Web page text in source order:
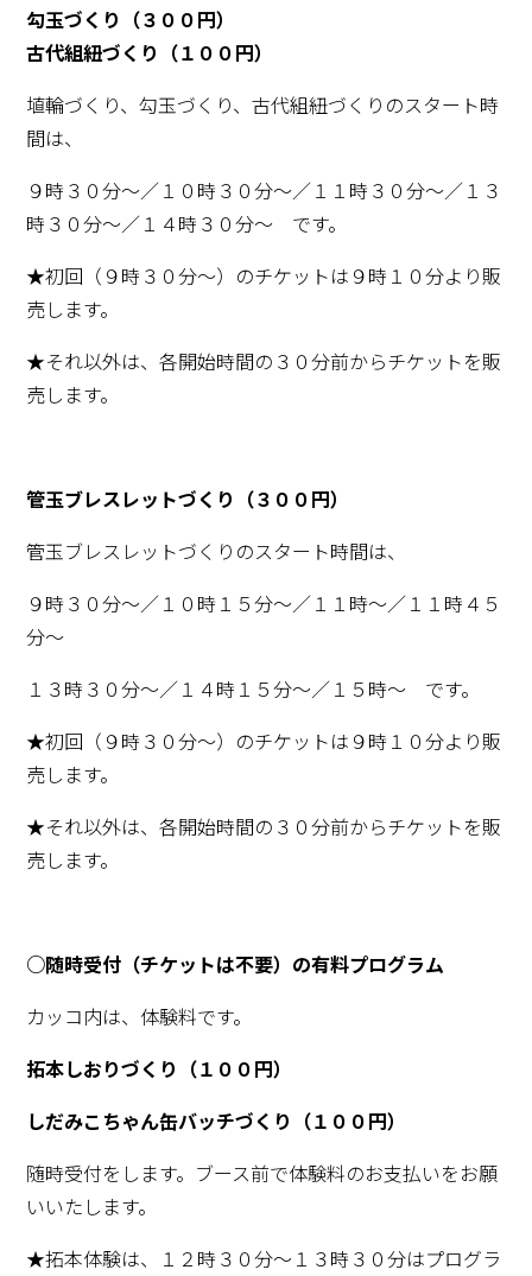
勾玉づくり（３００円）
古代組紐づくり（１００円）
埴輪づくり、勾玉づくり、古代組紐づくりのスタート時
間は、
９時３０分～／１０時３０分～／１１時３０分～／１３
時３０分～／１４時３０分～ です。
★初回（９時３０分～）のチケットは９時１０分より販
売します。
★それ以外は、各開始時間の３０分前からチケットを販
売します。
管玉ブレスレットづくり（３００円）
管玉ブレスレットづくりのスタート時間は、
９時３０分～／１０時１５分～／１１時～／１１時４５
分～
１３時３０分～／１４時１５分～／１５時～ です。
★初回（９時３０分～）のチケットは９時１０分より販
売します。
★それ以外は、各開始時間の３０分前からチケットを販
売します。
○随時受付（チケットは不要）の有料プログラム
カッコ内は、体験料です。
拓本しおりづくり（１００円）
しだみこちゃん缶バッチづくり（１００円）
随時受付をします。ブース前で体験料のお支払いをお願
いいたします。
★拓本体験は、１２時３０分～１３時３０分はプログラ